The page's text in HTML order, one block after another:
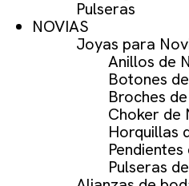
Pulseras
NOVIAS
Joyas para
Anillos de
Botones
Broches
Choker de
Horquillas
Pulseras